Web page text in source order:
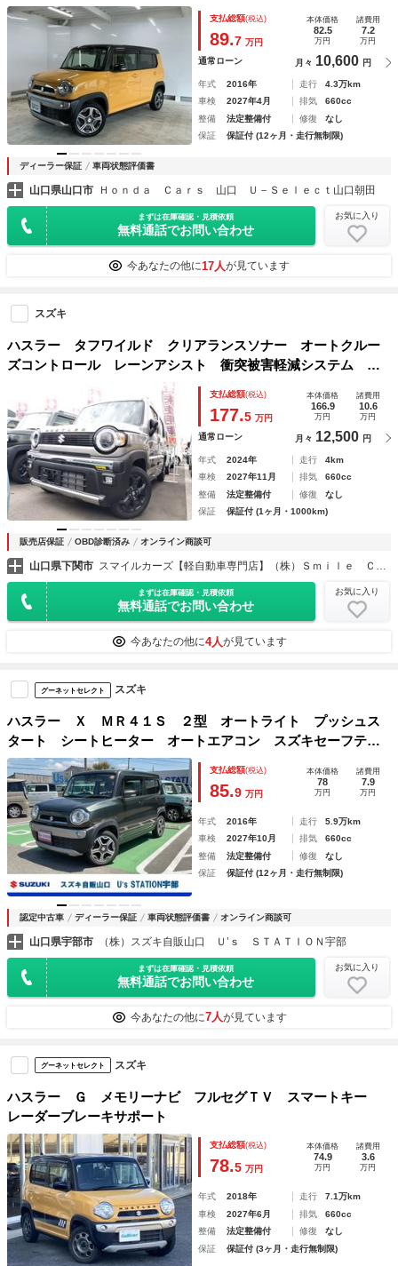
ビ ベンチ席 格納ミラー リアカメラ ブルートゥースオー
ディオ 衝突安全ボディ スマートキ ＥＳＣ
支払総額(税込)
89.7 万円
本体価格
82.5
万円
諸費用
7.2
万円
通常ローン 月々 10,600 円
年式 2016年 走行
4.3万km
車検
2027年4月 排気
660cc
整備
法定整備付 修復
なし
保証
保証付 (12ヶ月・走行無制限)
ディーラー保証 車両状態評価書
山口県山口市 Ｈｏｎｄａ Ｃａｒｓ 山口 Ｕ－Ｓｅｌｅｃｔ山口朝田
まずは在庫確認・見積依頼
無料通話でお問い合わせ
お気に入り
今あなたの他に17人が見ています
スズキ
ハスラー タフワイルド クリアランスソナー オートクルー
ズコントロール レーンアシスト 衝突被害軽減システム オ
ートライト ＬＥＤヘッドランプ スマートキー アイドリン
グストップ 電動格納ミラー シートヒーター ＣＶＴ
支払総額(税込)
177.5 万円
本体価格
166.9
万円
諸費用
10.6
万円
通常ローン 月々 12,500 円
年式 2024年 走行
4km
車検
2027年11月 排気
660cc
整備
法定整備付 修復
なし
保証
保証付 (1ヶ月・1000km)
販売店保証 OBD診断済み オンライン商談可
山口県下関市 スマイルカーズ【軽自動車専門店】（株）Ｓｍｉｌｅ Ｃａｒｚ
まずは在庫確認・見積依頼
無料通話でお問い合わせ
お気に入り
今あなたの他に4人が見ています
グーネットセレクト スズキ
ハスラー Ｘ ＭＲ４１Ｓ ２型 オートライト プッシュス
タート シートヒーター オートエアコン スズキセーフティ
ーサポート アイドリングストップ 横滑り防止機能 衝突安
全ボディ 盗難防止システム
支払総額(税込)
85.9 万円
本体価格
78
万円
諸費用
7.9
万円
年式 2016年 走行
5.9万km
車検
2027年10月 排気
660cc
整備
法定整備付 修復
なし
保証
保証付 (12ヶ月・走行無制限)
認定中古車 ディーラー保証 車両状態評価書 オンライン商談可
山口県宇部市 （株）スズキ自販山口 Ｕ’ｓ ＳＴＡＴＩＯＮ宇部
まずは在庫確認・見積依頼
無料通話でお問い合わせ
お気に入り
今あなたの他に7人が見ています
グーネットセレクト スズキ
ハスラー Ｇ メモリーナビ フルセグＴＶ スマートキー
レーダーブレーキサポート
支払総額(税込)
78.5 万円
本体価格
74.9
万円
諸費用
3.6
万円
年式 2018年 走行
7.1万km
車検
2027年6月 排気
660cc
整備
法定整備付 修復
なし
保証
保証付 (3ヶ月・走行無制限)